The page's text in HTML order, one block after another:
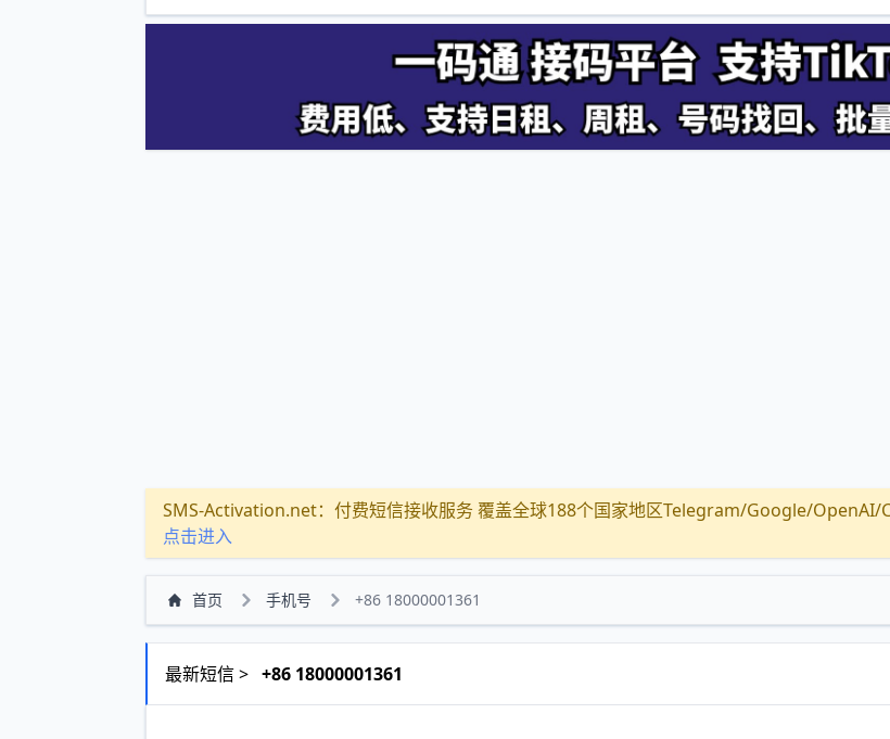
SMS-Activation.net：付费短信接收服务 覆盖全球188个国家地区Telegram/Google/
点击进入
首页 手机号 +86 18000001361
最新短信 > +86 18000001361